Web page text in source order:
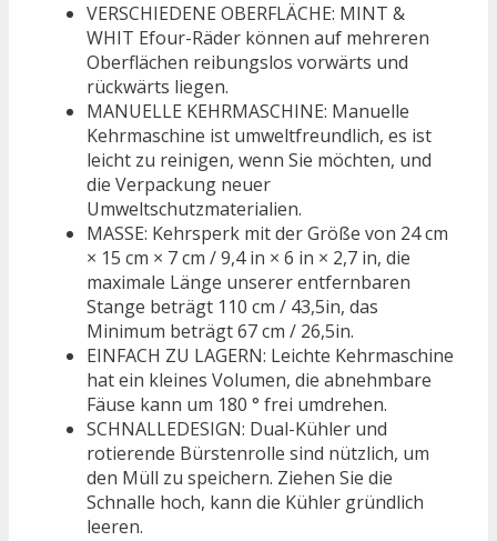
VERSCHIEDENE OBERFLÄCHE: MINT &
WHIT Efour-Räder können auf mehreren
Oberflächen reibungslos vorwärts und
rückwärts liegen.
MANUELLE KEHRMASCHINE: Manuelle
Kehrmaschine ist umweltfreundlich, es ist
leicht zu reinigen, wenn Sie möchten, und
die Verpackung neuer
Umweltschutzmaterialien.
MASSE: Kehrsperk mit der Größe von 24 cm
× 15 cm × 7 cm / 9,4 in × 6 in × 2,7 in, die
maximale Länge unserer entfernbaren
Stange beträgt 110 cm / 43,5in, das
Minimum beträgt 67 cm / 26,5in.
EINFACH ZU LAGERN: Leichte Kehrmaschine
hat ein kleines Volumen, die abnehmbare
Fäuse kann um 180 ° frei umdrehen.
SCHNALLEDESIGN: Dual-Kühler und
rotierende Bürstenrolle sind nützlich, um
den Müll zu speichern. Ziehen Sie die
Schnalle hoch, kann die Kühler gründlich
leeren.